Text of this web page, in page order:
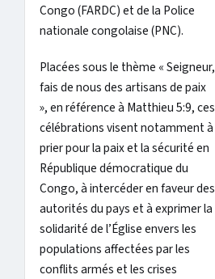
Congo (FARDC) et de la Police
nationale congolaise (PNC).
Placées sous le thème « Seigneur,
fais de nous des artisans de paix
», en référence à Matthieu 5:9, ces
célébrations visent notamment à
prier pour la paix et la sécurité en
République démocratique du
Congo, à intercéder en faveur des
autorités du pays et à exprimer la
solidarité de l’Église envers les
populations affectées par les
conflits armés et les crises